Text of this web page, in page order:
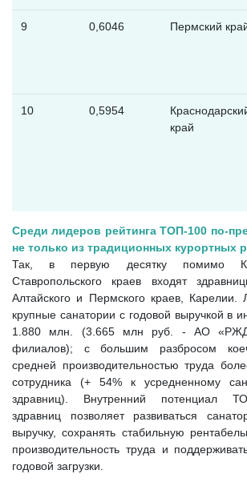
9 0,6046 Пермский
10 0,5954
край
Среди лидеров рейтинга ТОП-100 по-
не только из традиционных курортных
Так, в первую десятку помимо
Ставропольского краев входят
Алтайского и Пермского краев, Карелии.
крупные санатории с годовой выручкой в
1.880 млн. (3.665 млн руб. - АО
филиалов); с большим разбросом
средней производительностью труда
сотрудника (+ 54% к усредненному
здравниц). Внутренний потенциал
здравниц позволяет развиваться
выручку, сохранять стабильную
производительность труда и
годовой загрузки.